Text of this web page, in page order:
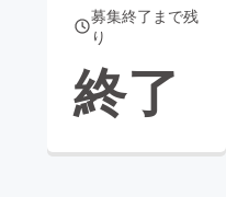
募集終了まで残
り
終了